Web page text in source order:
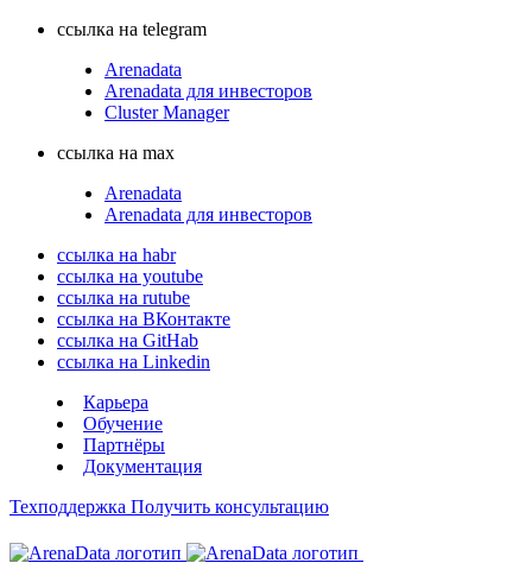
ссылка на telegram
Arenadata
Arenadata для инвесторов
Cluster Manager
ссылка на max
Arenadata
Arenadata для инвесторов
ссылка на habr
ссылка на youtube
ссылка на rutube
ссылка на ВКонтакте
ссылка на GitHab
ссылка на Linkedin
Карьера
Обучение
Партнёры
Документация
Техподдержка Получить консультацию